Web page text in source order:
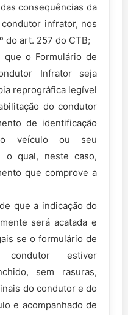
consequências da
infrator, nos
do art. 257 do CTB;
o Formulário de
Infrator seja
reprográfica legível
do condutor
de identificação
veículo ou seu
o qual, neste caso,
que comprove a
que a indicação do
será acatada e
se o formulário de
condutor estiver
sem rasuras,
do condutor e do
e acompanhado de